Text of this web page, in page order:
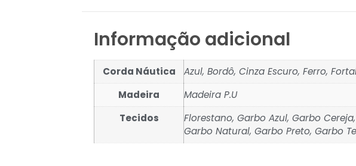
Informação adicional
Corda Náutica
Azul, Bordô, Cinza Escuro, Ferro,
Madeira
Madeira P.U
Tecidos
Florestano, Garbo Azul, Garbo
Garbo Natural, Garbo Preto, Garbo